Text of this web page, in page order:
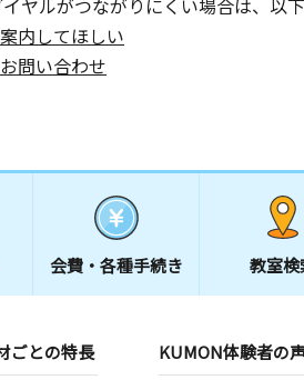
ヤルがつながりにくい場合は、以
内してほしい
問い合わせ
会費・ 各種手続き 教室検
ごとの特長 KUMON体験者の